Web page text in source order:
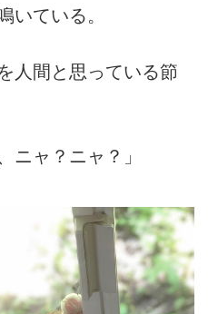
いている。
人間と思っている節
ニャ？ニャ？」